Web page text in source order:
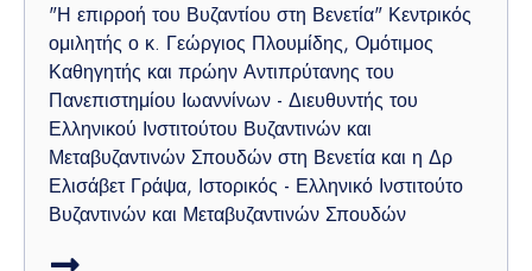
"Η επιρροή του Βυζαντίου στη Βενετία" Κεντρικός
ομιλητής ο κ. Γεώργιος Πλουμίδης, Ομότιμος
Καθηγητής και πρώην Αντιπρύτανης του
Πανεπιστημίου Ιωαννίνων - Διευθυντής του
Ελληνικού Ινστιτούτου Βυζαντινών και
Μεταβυζαντινών Σπουδών στη Βενετία και η Δρ
Ελισάβετ Γράψα, Ιστορικός - Ελληνικό Ινστιτούτο
Βυζαντινών και Μεταβυζαντινών Σπουδών